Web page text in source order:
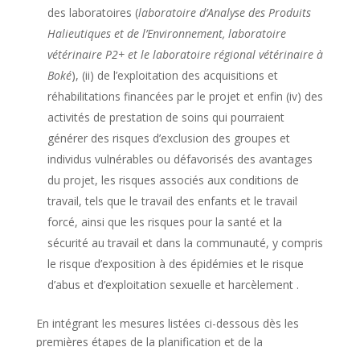
des laboratoires (laboratoire d’Analyse des Produits
Halieutiques et de l’Environnement, laboratoire
vétérinaire P2+ et le laboratoire régional vétérinaire à
Boké), (ii) de l’exploitation des acquisitions et
réhabilitations financées par le projet et enfin (iv) des
activités de prestation de soins qui pourraient
générer des risques d’exclusion des groupes et
individus vulnérables ou défavorisés des avantages
du projet, les risques associés aux conditions de
travail, tels que le travail des enfants et le travail
forcé, ainsi que les risques pour la santé et la
sécurité au travail et dans la communauté, y compris
le risque d’exposition à des épidémies et le risque
d’abus et d’exploitation sexuelle et harcèlement .
En intégrant les mesures listées ci-dessous dès les
premières étapes de la planification et de la